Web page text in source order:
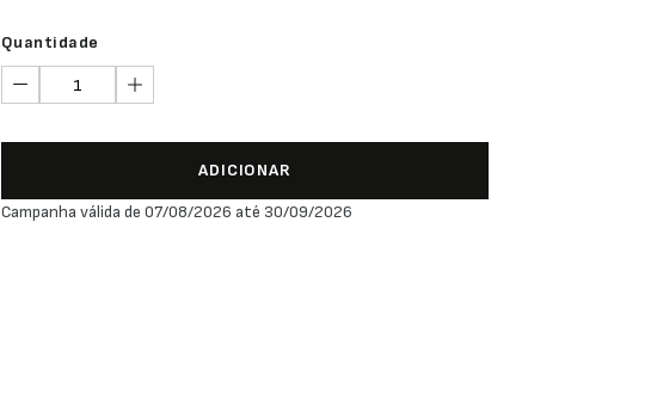
Quantidade
ADICIONAR
Campanha válida de 07/08/2026 até 30/09/2026